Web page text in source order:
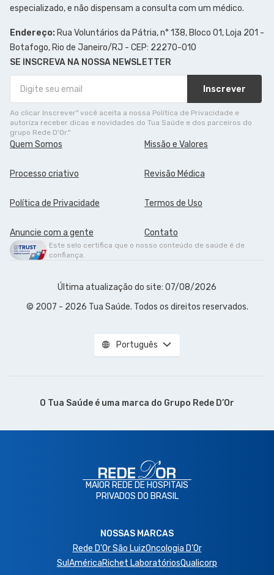
especializado, e não dispensam a consulta com um médico.
Endereço: Rua Voluntários da Pátria, n° 138, Bloco 01, Loja 201 -
Botafogo, Rio de Janeiro/RJ - CEP: 22270-010
SE INSCREVA NA NOSSA NEWSLETTER
Inscrever
Ao clicar Inscrever" você aceita a nossa Política de Privacidade e
autoriza receber dicas e novidades do Tua Saúde e dos parceiros do
grupo Rede D'Or."
Quem Somos Missão e Valores
Processo criativo Revisão Médica
Política de Privacidade Termos de Uso
Anuncie com a gente Contato
Este selo certifica que o nosso conteúdo de saúde é de
confiança.
Última atualização do site: 07/08/2026
© 2007 - 2026 Tua Saúde. Todos os direitos reservados.
Português
O Tua Saúde é uma marca do Grupo Rede D’Or
MAIOR REDE DE HOSPITAIS
PRIVADOS DO BRASIL
NOSSAS MARCAS
Rede D'Or São LuizOncologia D’Or
SulAméricaRichet LaboratóriosQualicorp